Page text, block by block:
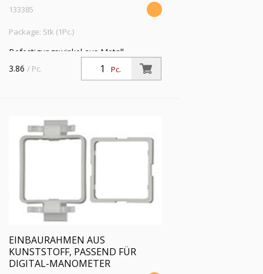
133385
Package: Stk (1Pc.)
Befestigungswinkel aus Metall,
senkrecht, passend für Digital-
Manometer
Pc.
3.86 / Pc.
EINBAURAHMEN AUS
KUNSTSTOFF, PASSEND FÜR
DIGITAL-MANOMETER